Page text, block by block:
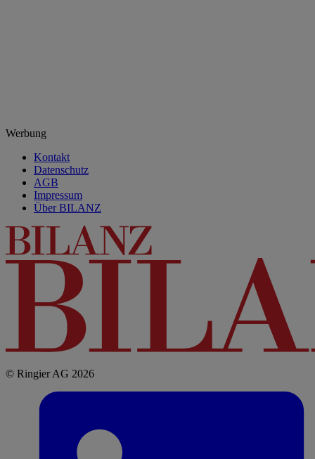
Werbung
Kontakt
Datenschutz
AGB
Impressum
Über BILANZ
© Ringier AG 2026